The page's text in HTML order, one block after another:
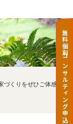
無料個別コンサルティング申込
づくりをぜひご体感